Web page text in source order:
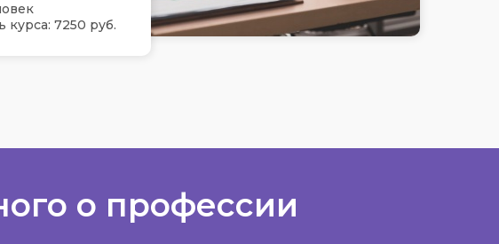
курса: 7250 руб.
о профессии